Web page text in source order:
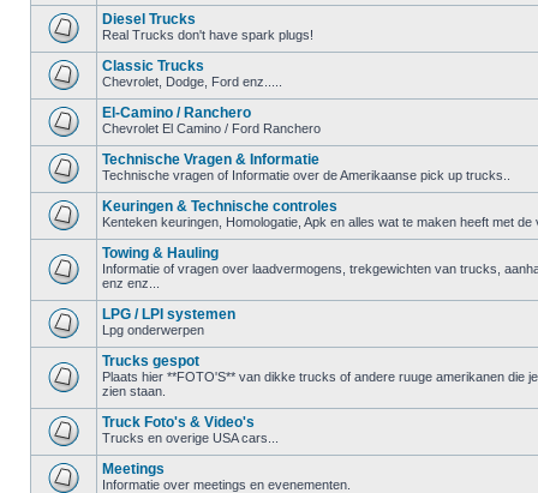
Diesel Trucks
Real Trucks don't have spark plugs!
Classic Trucks
Chevrolet, Dodge, Ford enz.....
El-Camino / Ranchero
Chevrolet El Camino / Ford Ranchero
Technische Vragen & Informatie
Technische vragen of Informatie over de Amerikaanse pick up trucks..
Keuringen & Technische controles
Kenteken keuringen, Homologatie, Apk en alles wat te maken heeft met
Towing & Hauling
Informatie of vragen over laadvermogens, trekgewichten van trucks,
enz enz...
LPG / LPI systemen
Lpg onderwerpen
Trucks gespot
Plaats hier **FOTO'S** van dikke trucks of andere ruuge amerikanen die
zien staan.
Truck Foto's & Video's
Trucks en overige USA cars...
Meetings
Informatie over meetings en evenementen.